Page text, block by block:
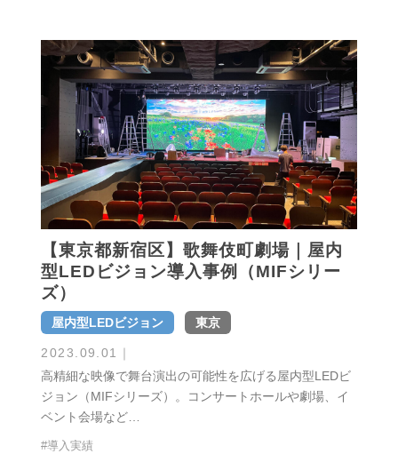
【東京都新宿区】歌舞伎町劇場｜屋内
型LEDビジョン導入事例（MIFシリー
ズ）
屋内型LEDビジョン 東京
2023.09.01
高精細な映像で舞台演出の可能性を広げる屋内型LEDビ
ジョン（MIFシリーズ）。コンサートホールや劇場、イ
ベント会場など…
#導入実績